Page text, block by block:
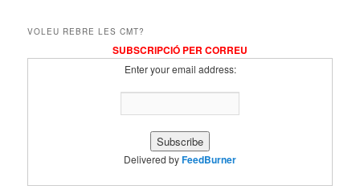
VOLEU REBRE LES CMT?
SUBSCRIPCIÓ PER CORREU
Enter your email address:
Delivered byFeedBurner